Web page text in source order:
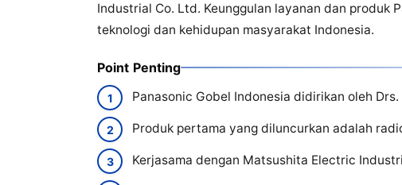
Industrial Co. Ltd. Keunggulan layanan dan produk
teknologi dan kehidupan masyarakat Indonesia.
Point Penting
Panasonic Gobel Indonesia didirikan oleh
Produk pertama yang diluncurkan adalah
Kerjasama dengan Matsushita Electric